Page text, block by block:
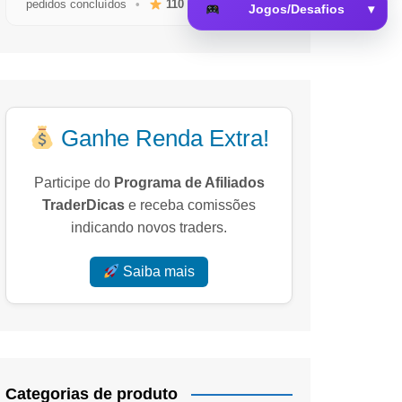
Memória
pedidos concluídos • 110avaliações reais
Ganhe Renda Extra!
Participe do Programa de Afiliados
TraderDicas e receba comissões
indicando novos traders.
Saiba mais
Categorias de produto
Jogos/Desafios ▾